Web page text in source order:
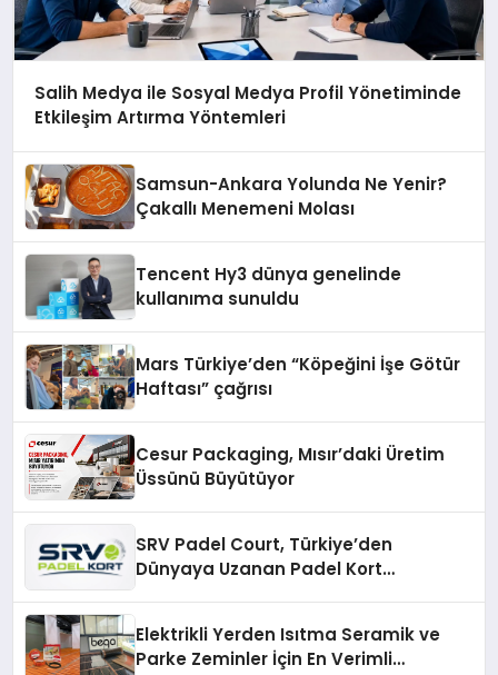
Salih Medya ile Sosyal Medya Profil Yönetiminde
Etkileşim Artırma Yöntemleri
Samsun-Ankara Yolunda Ne Yenir?
Çakallı Menemeni Molası
Tencent Hy3 dünya genelinde
kullanıma sunuldu
Mars Türkiye’den “Köpeğini İşe Götür
Haftası” çağrısı
Cesur Packaging, Mısır’daki Üretim
Üssünü Büyütüyor
SRV Padel Court, Türkiye’den
Dünyaya Uzanan Padel Kort
Elektrikli Yerden Isıtma Seramik ve
Parke Zeminler İçin En Verimli